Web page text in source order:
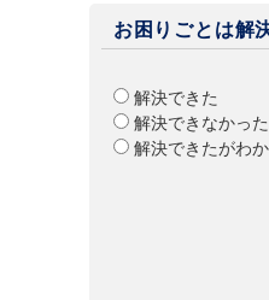
お困りごとは解
解決できた
解決できなかった
解決できたがわ